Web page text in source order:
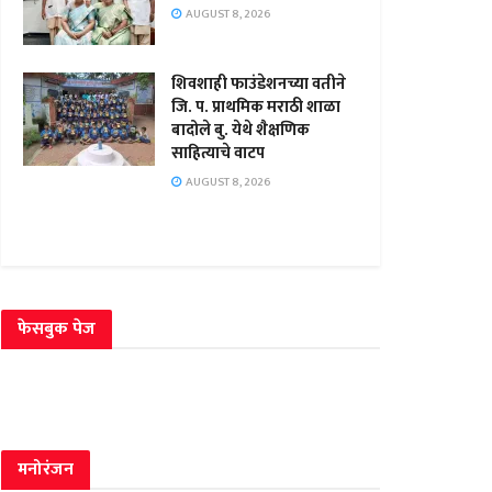
AUGUST 8, 2026
शिवशाही फाउंडेशनच्या वतीने
जि. प. प्राथमिक मराठी शाळा
बादोले बु. येथे शैक्षणिक
साहित्याचे वाटप
AUGUST 8, 2026
फेसबुक पेज
मनोरंजन